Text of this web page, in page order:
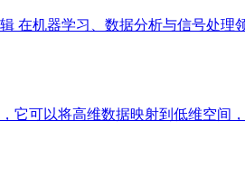
在机器学习、数据分析与信号处
它可以将高维数据映射到低维空